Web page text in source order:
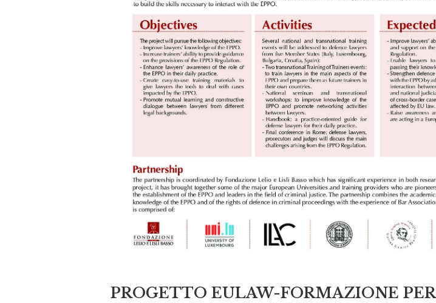
PROGETTO EULAW-FORMAZIONE PER